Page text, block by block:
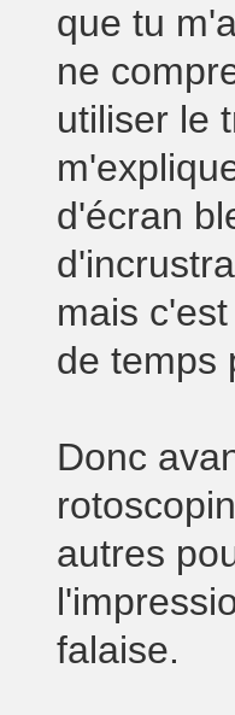
que tu
ne
utiliser le
d'écran
mais
de temps
Donc
autres
falaise.